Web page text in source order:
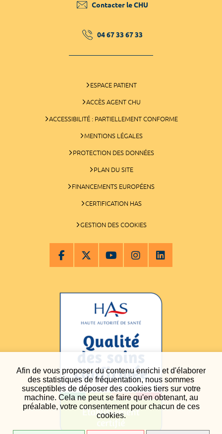
Afin de vous proposer du contenu enrichi et d'élaborer
des statistiques de fréquentation, nous sommes
susceptibles de déposer des cookies tiers sur votre
machine. Cela ne peut se faire qu'en obtenant, au
préalable, votre consentement pour chacun de ces
cookies.
Contacter le CHU
04 67 33 67 33
ESPACE PATIENT
ACCÈS AGENT CHU
ACCESSIBILITÉ : PARTIELLEMENT CONFORME
MENTIONS LÉGALES
PROTECTION DES DONNÉES
PLAN DU SITE
FINANCEMENTS EUROPÉENS
CERTIFICATION HAS
GESTION DES COOKIES